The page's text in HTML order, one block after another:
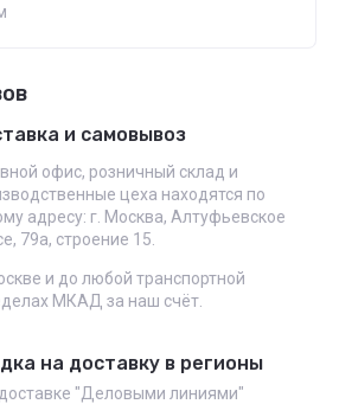
и самовывоз
офис, розничный склад и
цеха находятся по
адресу: г. Москва, Алтуфьевское
79а, строение 15.
и до любой транспортной
МКАД за наш счёт.
на доставку в регионы
"Деловыми линиями"